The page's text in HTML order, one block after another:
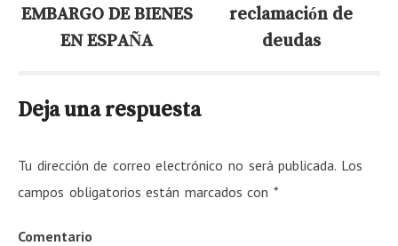
EMBARGO DE BIENES
EN ESPAÑA
reclamación de
deudas
Deja una respuesta
Tu dirección de correo electrónico no será publicada. Los
campos obligatorios están marcados con*
Comentario